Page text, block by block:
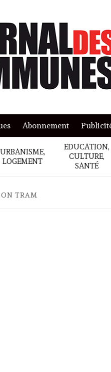
Abonnement
URBANISME,
LOGEMENT
EDUCATION,
CULTURE,
SANTÉ
TRAM